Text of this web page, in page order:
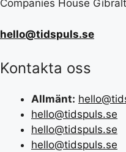
Companies House
hello@tidspuls.se
Kontakta oss
Allmänt:
hello@tidspuls.se
hello@tidspuls.se
hello@tidspuls.se